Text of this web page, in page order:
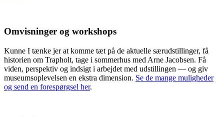
Omvisninger og workshops
Kunne I tænke jer at komme tæt på de aktuelle særudstillinger, få
historien om Trapholt, tage i sommerhus med Arne Jacobsen. Få
viden, perspektiv og indsigt i arbejdet med udstillingen — og giv
museumsoplevelsen en ekstra dimension. Se de mange muligheder
og send en forespørgsel her.